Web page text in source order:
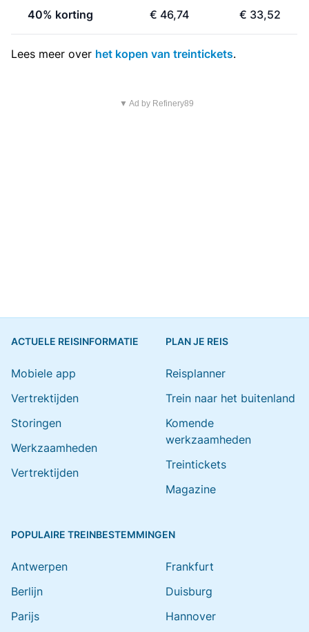
40% korting € 46,74 € 33,52
Lees meer over het kopen van treintickets.
▼ Ad by Refinery89
ACTUELE REISINFORMATIE
Mobiele app
Vertrektijden
Storingen
Werkzaamheden
Vertrektijden
PLAN JE REIS
Reisplanner
Trein naar het buitenland
Komende
werkzaamheden
Treintickets
Magazine
POPULAIRE TREINBESTEMMINGEN
Antwerpen
Berlijn
Parijs
Frankfurt
Duisburg
Hannover